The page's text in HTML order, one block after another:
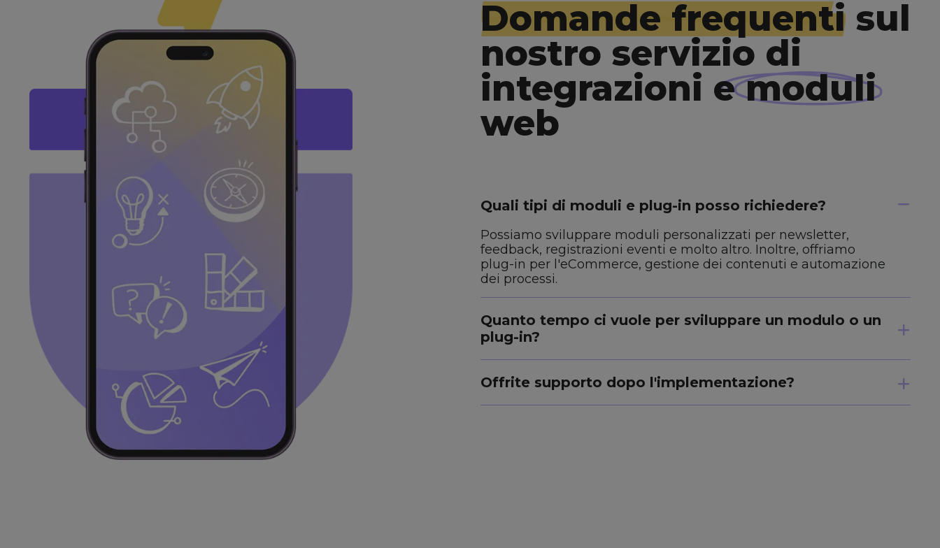
Domande frequenti sul
nostro servizio di
integrazioni emoduli
web
Quali tipi di moduli e plug-in posso richiedere?
Possiamo sviluppare moduli personalizzati per newsletter,
feedback, registrazioni eventi e molto altro. Inoltre, offriamo
plug-in per l'eCommerce, gestione dei contenuti e automazione
dei processi.
Quanto tempo ci vuole per sviluppare un modulo o un
plug-in?
Offrite supporto dopo l'implementazione?